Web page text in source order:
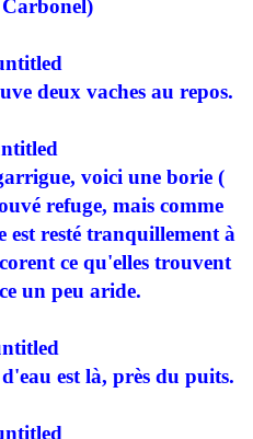
deux vaches au repos.
voici une borie (
refuge, mais comme
resté tranquillement à
ce qu'elles trouvent
un peu aride.
est là, près du puits.